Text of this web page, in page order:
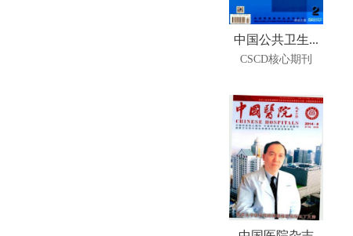
中国公共卫生...
CSCD核心期刊